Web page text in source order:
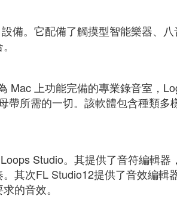
備。它配備了觸摸型智能樂器、八
Mac 上功能完備的專業錄音室，
帶所需的一切。該軟體包含種類多
Studio。其提供了音符編輯器
其次FL Studio12提供了音效編輯
的音效。